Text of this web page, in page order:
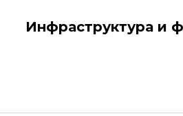
Инфраструктура и